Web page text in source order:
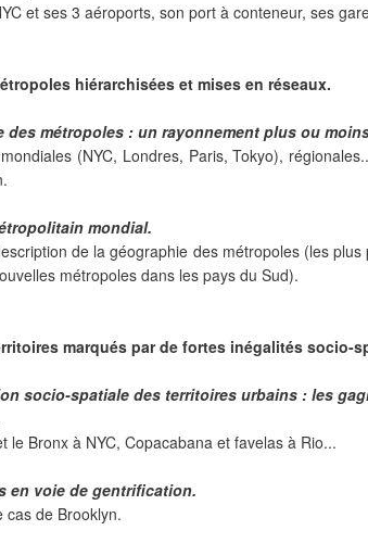
et ses 3 aéroports, son port à conteneur, ses
hiérarchisées et mises en réseaux.
des métropoles : un rayonnement plus ou
(NYC, Londres, Paris, Tokyo),
mondial.
de la géographie des métropoles (les
métropoles dans les pays du Sud).
marqués par de fortes inégalités socio-
socio-spatiale des territoires urbains : les
le Bronx à NYC, Copacabana et favelas à Rio...
en voie de gentrification.
cas de Brooklyn.